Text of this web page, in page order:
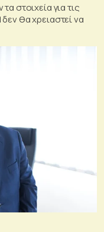
στοιχεία για τις
θα χρειαστεί να